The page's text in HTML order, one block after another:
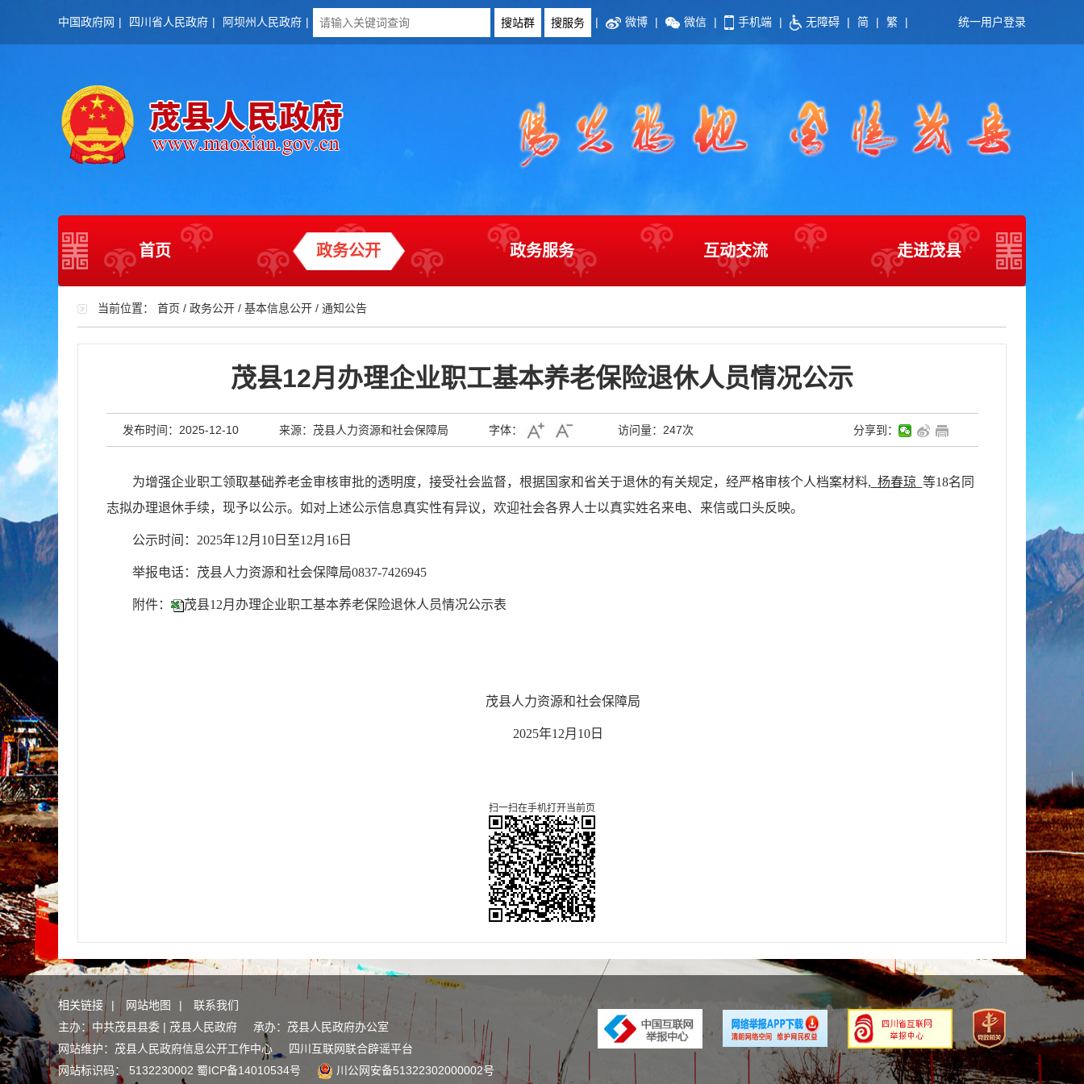
中国政府网 | 四川省人民政府 | 阿坝州人民政府 | | 微博 | 微信 | 手机端 | 无障碍 | 简 | 繁 | 统一用户登录
首页 政务公开 政务服务 互动交流 走进茂县
当前位置： 首页 / 政务公开 / 基本信息公开 / 通知公告
茂县12月办理企业职工基本养老保险退休人员情况公示
发布时间：2025-12-10 来源：茂县人力资源和社会保障局 字体： 访问量： 247次 分享到：
为增强企业职工领取基础养老金审核审批的透明度，接受社会监督， 根据国家和省关于退休的有关规定，经严格审核个人档案材料, 杨春琼 等18名 同
志拟办理退休手续，现予以公示。 如对上述公示信息真实性有异议， 欢迎社会各界人士以真实姓名来电、来信或口头反映。
公示时间： 2025年12月 10日至12月 16日
举报电话：茂县人力资源和社会保障局0837-7426945
附件： 茂县12月办理企业职工基本养老保险退休人员情况公示表
茂县人力资源和社会保障局
2025年12月 10 日
扫一扫在手机打开当前页
相关链接 | 网站地图 |
联系我们
主办：中共茂县县委 | 茂县人民政府 承办：茂县人民政府办公室
网站维护：茂县人民政府信息公开工作中心
四川互联网联合辟谣平台
网站标识码： 5132230002 蜀ICP备14010534号 川公网安备51322302000002号